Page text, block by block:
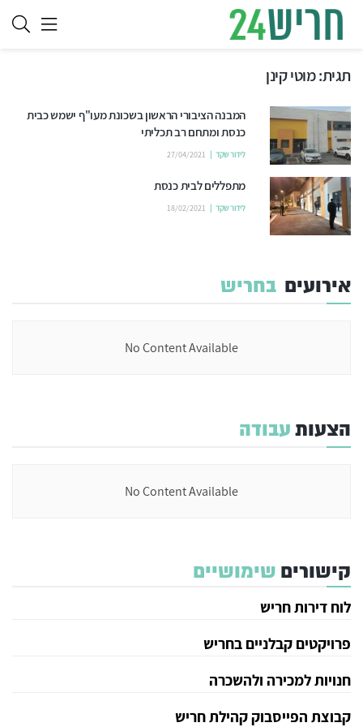
תגית:מוטי קינן
המבנה הציבורי הראשון בשכונת מעו"ף ישמש כבית
כנסת ומתחם רב תכליתי
לידור שקד 27/04/2021
מתפללים לבית כנסת
לידור שקד 18/02/2021
אירועים בחריש
No Content Available
הצעותעבודה
No Content Available
קישורים שימושיים
לוח דירות חריש
פרויקטים קבלניים בחריש
חנויות למכירה ולהשכרה
קבוצת הפייסבוק קהילת חריש